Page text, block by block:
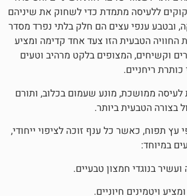
כדי לשחוק את שיניהם
הם חלק בלתי נפרד מסדר
צעד אחד קדימה ומציע
בלקט מרהיב וטעים
שעמום בכלוב, ותורם
ענף זוכה לציפוי ייחודי,
טבעיים.